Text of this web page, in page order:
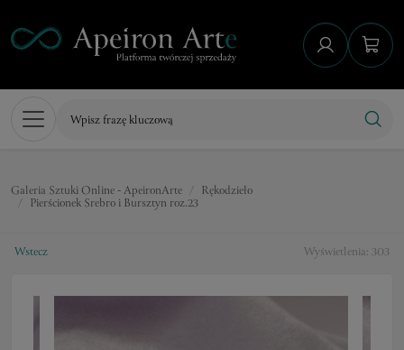
Galeria Sztuki Online - ApeironArte Rękodzieło
Pierścionek Srebro i Bursztyn roz.23
Wyświetlenia: 303
Wstecz